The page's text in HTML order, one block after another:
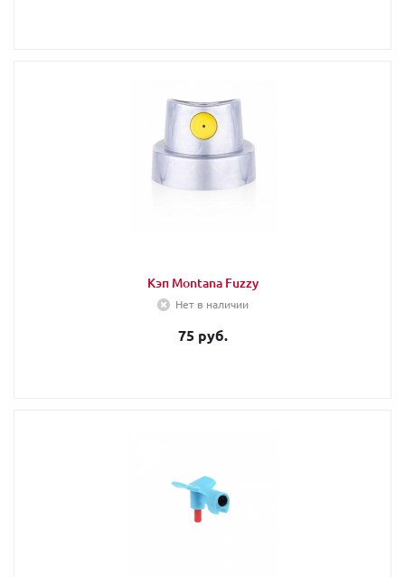
Кэп Montana Fuzzy
Нет в наличии
75 руб.